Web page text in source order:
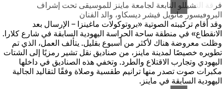
فرقة التشيللو التابعة لجامعة ماينز للموسيقى تحت إشراف
البروفيسور مانويل فيشر ديسكاو، والد الفنان
وقد أقام تركيبته الصوتية «بروتوكولات ماغينزا – الإرسال بعد
الانقطاع» في منطقة ساحة الحراسة اليهودية السابقة في شارع كلارا.
وظلت معروضة هناك لأكثر من أسبوع بقليل. يتألف العمل، الذي تم
تطويره خصيصًا لمدينة ماينز، من صناديق نقل تشير رمزيًا إلى الشتات
اليهودي وتجارب الاقتلاع والطرد. وتخفي هذه الصناديق في داخلها
مكبرات صوت تصدر منها ترانيم طقسية وصلاة وفقًا لتقاليد الجالية
اليهودية السابقة في ماينز.